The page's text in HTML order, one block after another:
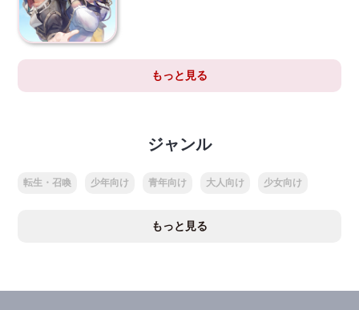
もっと見る
ジャンル
転生・召喚 少年向け 青年向け 大人向け 少女向け
もっと見る